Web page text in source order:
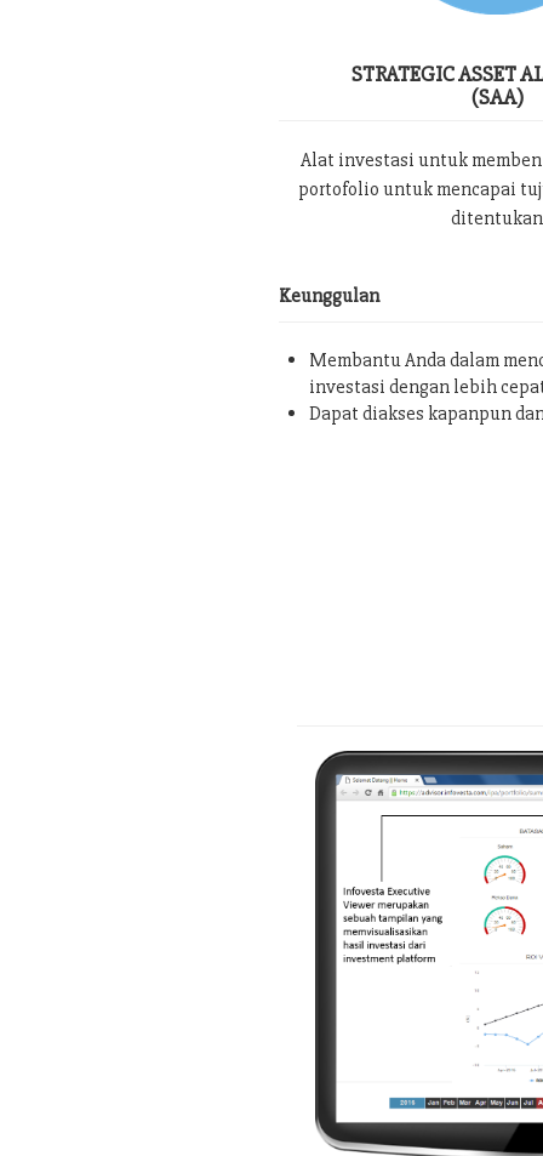
STRATEGIC ASSET
(SAA)
Alat investasi untuk
portofolio untuk mencapai
ditentukan
Keunggulan
Membantu Anda dalam
investasi dengan lebih
Dapat diakses kapanpun